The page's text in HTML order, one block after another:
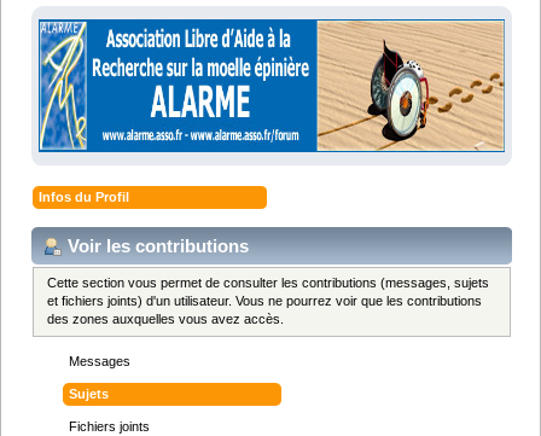
Infos du Profil
Voir les contributions
Cette section vous permet de consulter les contributions (messages, sujets
et fichiers joints) d'un utilisateur. Vous ne pourrez voir que les contributions
des zones auxquelles vous avez accès.
Messages
Sujets
Fichiers joints